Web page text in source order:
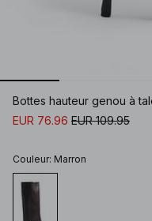
Bottes hauteur genou à
EUR 76.96 EUR 109.95
Couleur: Marron